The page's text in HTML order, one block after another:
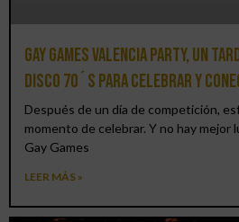
Gay Games Valencia Party, un
DISCO 70´S para celebrar y
Después de un día de competición,
momento de celebrar. Y no hay mejor
Gay Games
LEER MÁS »